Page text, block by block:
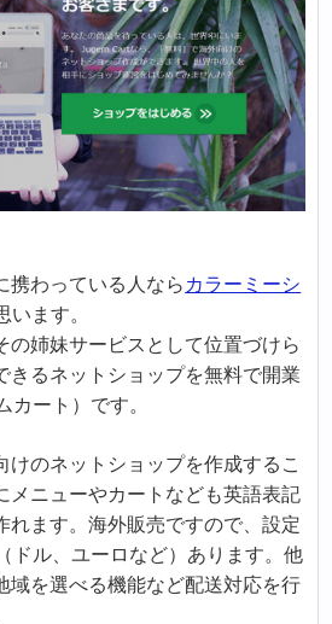
携わっている人なら カラーミーシ
います。
の姉妹サービスとして位置づけら
きるネットショップを無料で開業
カート）です。
けのネットショップを作成するこ
メニューやカートなども英語表記
れます。海外販売ですので、設定
ドル、ユーロなど）あります。他
域を選べる機能など配送対応を行